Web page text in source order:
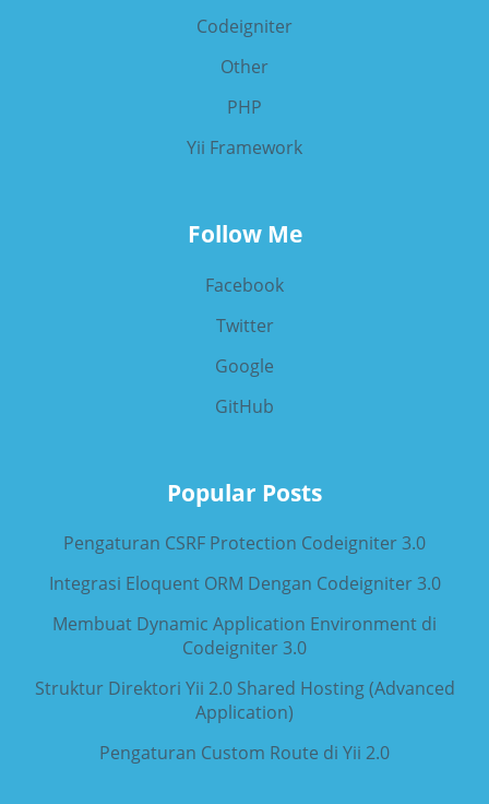
Codeigniter
Other
PHP
Yii Framework
Follow Me
Facebook
Twitter
Google
GitHub
Popular Posts
Pengaturan CSRF Protection Codeigniter 3.0
Integrasi Eloquent ORM Dengan Codeigniter 3.0
Membuat Dynamic Application Environment di
Codeigniter 3.0
Struktur Direktori Yii 2.0 Shared Hosting (Advanced
Application)
Pengaturan Custom Route di Yii 2.0